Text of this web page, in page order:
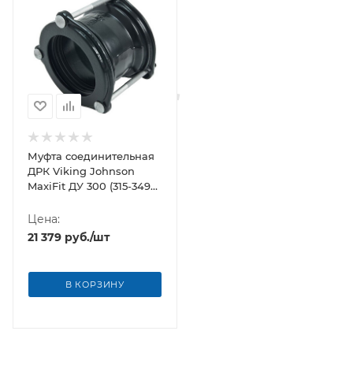
Муфта соединительная
ДРК Viking Johnson
MaxiFit ДУ 300 (315-349
Цена:
21 379 руб./шт
В КОРЗИНУ